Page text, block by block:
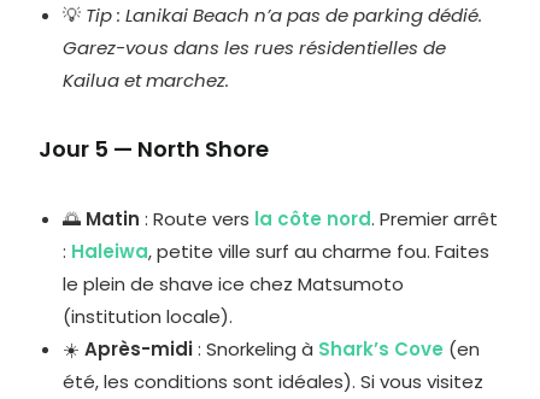
💡 Tip : Lanikai Beach n’a pas de parking dédié.
Garez-vous dans les rues résidentielles de
Kailua et marchez.
Jour 5 — North Shore
🌅 Matin : Route vers la côte nord. Premier arrêt
: Haleiwa, petite ville surf au charme fou. Faites
le plein de shave ice chez Matsumoto
(institution locale).
☀️Après-midi: Snorkeling à Shark’s Cove (en
été, les conditions sont idéales). Si vous visitez